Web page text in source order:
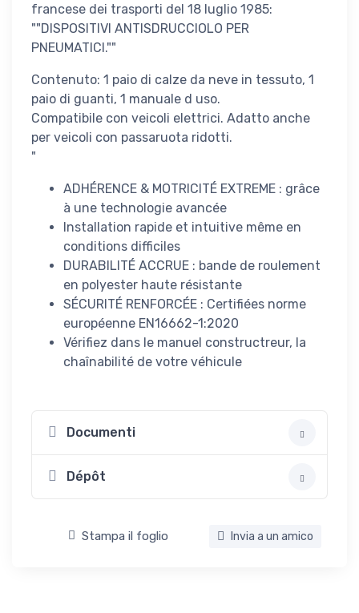
francese dei trasporti del 18 luglio 1985:
""DISPOSITIVI ANTISDRUCCIOLO PER
PNEUMATICI.""
Contenuto: 1 paio di calze da neve in tessuto, 1
paio di guanti, 1 manuale d uso.
Compatibile con veicoli elettrici. Adatto anche
per veicoli con passaruota ridotti.
"
ADHÉRENCE & MOTRICITÉ EXTREME : grâce
à une technologie avancée
Installation rapide et intuitive même en
conditions difficiles
DURABILITÉ ACCRUE : bande de roulement
en polyester haute résistante
SÉCURITÉ RENFORCÉE : Certifiées norme
européenne EN16662-1:2020
Vérifiez dans le manuel constructreur, la
chaînabilité de votre véhicule
Documenti
Dépôt
Stampa il foglio Invia a un amico